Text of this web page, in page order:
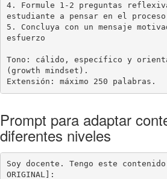
4. Formule 1-2 preguntas
estudiante a pensar en el proceso
5. Concluya con un mensaje
esfuerzo
Tono: cálido, específico y
(growth mindset).
Extensión: máximo 250 palabras.
Prompt para adaptar
diferentes niveles
Soy docente. Tengo este
ORIGINAL]: